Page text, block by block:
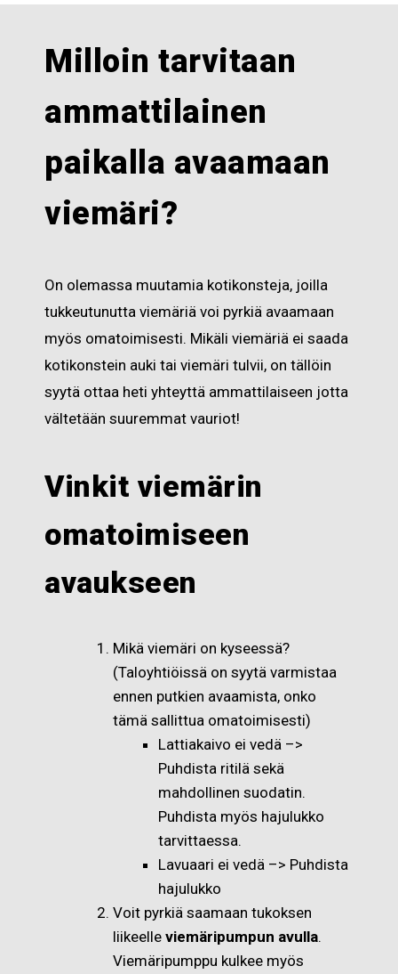
Milloin tarvitaan
ammattilainen
paikalla avaamaan
viemäri?
On olemassa muutamia kotikonsteja, joilla
tukkeutunutta viemäriä voi pyrkiä avaamaan
myös omatoimisesti. Mikäli viemäriä ei saada
kotikonstein auki tai viemäri tulvii, on tällöin
syytä ottaa heti yhteyttä ammattilaiseen jotta
vältetään suuremmat vauriot!
Vinkit viemärin
omatoimiseen
avaukseen
Mikä viemäri on kyseessä?
(Taloyhtiöissä on syytä varmistaa
ennen putkien avaamista, onko
tämä sallittua omatoimisesti)
Lattiakaivo ei vedä –>
Puhdista ritilä sekä
mahdollinen suodatin.
Puhdista myös hajulukko
tarvittaessa.
Lavuaari ei vedä –> Puhdista
hajulukko
Voit pyrkiä saamaan tukoksen
liikeelle viemäripumpun avulla.
Viemäripumppu kulkee myös